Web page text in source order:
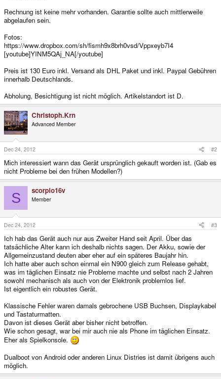
Rechnung ist keine mehr vorhanden. Garantie sollte auch mittlerweile
abgelaufen sein.
Fotos:
https://www.dropbox.com/sh/fismh9x8brh0vsd/Vppxeyb7I4
[youtube]YINM5QAj_NA[/youtube]
Preis ist 130 Euro inkl. Versand als DHL Paket und inkl. Paypal Gebühren
innerhalb Deutschlands.
Abholung, Besichtigung ist nicht möglich. Artikelstandort ist D.
Christoph.Krn
Advanced Member
Dec 24, 2012 #2
Mich interessiert wann das Gerät ursprünglich gekauft worden ist. (Gab es
nicht Probleme bei den frühen Modellen?)
S scorpio16v
Member
Dec 24, 2012 #3
Ich hab das Gerät auch nur aus Zweiter Hand seit April. Über das
tatsächliche Alter kann ich deshalb nichts sagen. Der Akku, sowie der
Allgemeinzustand deuten aber eher auf ein späteres Baujahr hin.
Ich hatte aber auch schon einmal ein N900 gleich zum Release gehabt,
was im täglichen Einsatz nie Probleme machte und selbst nach 2 Jahren
sowohl mechanisch als auch von der Elektronik problemlos lief.
Ist eigentlich ein robustes Gerät.
Klassische Fehler waren damals gebrochene USB Buchsen, Displaykabel
und Tastaturmatten.
Davon ist dieses Gerät aber bisher nicht betroffen.
Wie schon gesagt, war bei mir auch nie als Phone im täglichen Einsatz.
Eher als Spielkonsole.
Dualboot von Android oder anderen Linux Distries ist damit übrigens auch
möglich.